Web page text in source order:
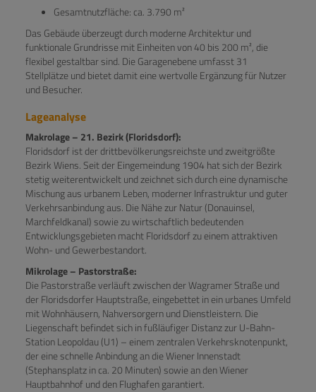
Gesamtnutzfläche: ca. 3.790 m²
Das Gebäude überzeugt durch moderne Architektur und
funktionale Grundrisse mit Einheiten von 40 bis 200 m², die
flexibel gestaltbar sind. Die Garagenebene umfasst 31
Stellplätze und bietet damit eine wertvolle Ergänzung für Nutzer
und Besucher.
Lageanalyse
Makrolage – 21. Bezirk (Floridsdorf):
Floridsdorf ist der drittbevölkerungsreichste und zweitgrößte
Bezirk Wiens. Seit der Eingemeindung 1904 hat sich der Bezirk
stetig weiterentwickelt und zeichnet sich durch eine dynamische
Mischung aus urbanem Leben, moderner Infrastruktur und guter
Verkehrsanbindung aus. Die Nähe zur Natur (Donauinsel,
Marchfeldkanal) sowie zu wirtschaftlich bedeutenden
Entwicklungsgebieten macht Floridsdorf zu einem attraktiven
Wohn- und Gewerbestandort.
Mikrolage – Pastorstraße:
Die Pastorstraße verläuft zwischen der Wagramer Straße und
der Floridsdorfer Hauptstraße, eingebettet in ein urbanes Umfeld
mit Wohnhäusern, Nahversorgern und Dienstleistern. Die
Liegenschaft befindet sich in fußläufiger Distanz zur U-Bahn-
Station Leopoldau (U1) – einem zentralen Verkehrsknotenpunkt,
der eine schnelle Anbindung an die Wiener Innenstadt
(Stephansplatz in ca. 20 Minuten) sowie an den Wiener
Hauptbahnhof und den Flughafen garantiert.